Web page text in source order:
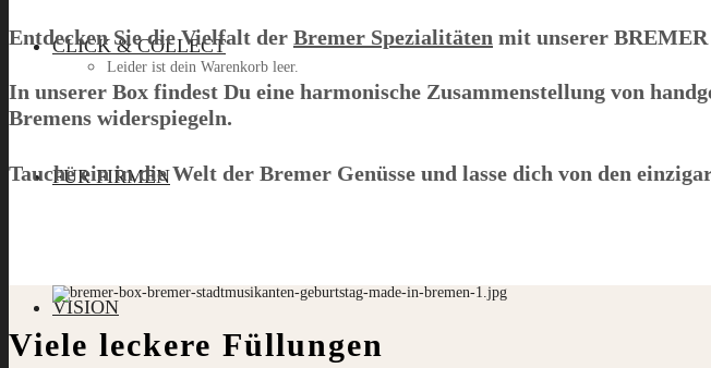
CLICK & COLLECT
FÜR FIRMEN
VISION
Leider ist dein Warenkorb leer.
Entdecken Sie die Vielfalt der Bremer Spezialitäten mit unserer
In unserer Box findest Du eine harmonische Zusammenstellung von
Bremens widerspiegeln.
Tauche ein in die Welt der Bremer Genüsse und lasse dich von den
Viele leckere Füllungen